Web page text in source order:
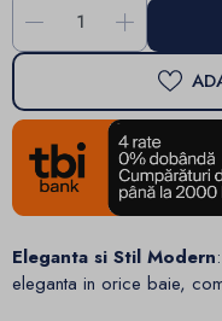
- +
Eleganta si Stil Modern
eleganta in orice baie,